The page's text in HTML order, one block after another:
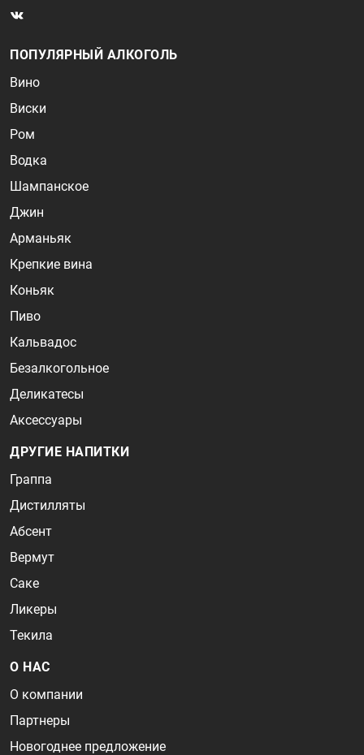
ПОПУЛЯРНЫЙ АЛКОГОЛЬ
Вино
Виски
Ром
Водка
Шампанское
Джин
Арманьяк
Крепкие вина
Коньяк
Пиво
Кальвадос
Безалкогольное
Деликатесы
Аксессуары
ДРУГИЕ НАПИТКИ
Граппа
Дистилляты
Абсент
Вермут
Саке
Ликеры
Текила
О НАС
О компании
Партнеры
Новогоднее предложение